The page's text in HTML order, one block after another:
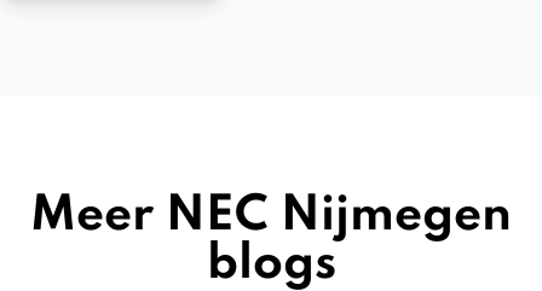
Meer NEC Nijmegen
blogs